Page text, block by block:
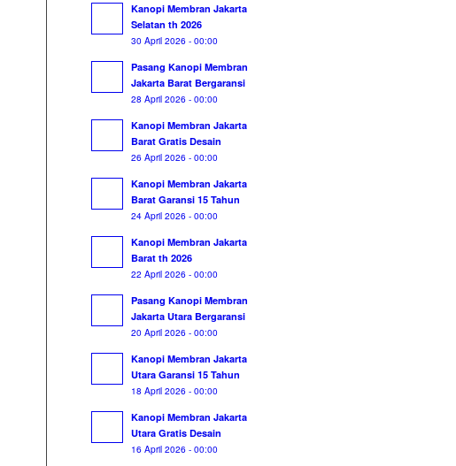
Kanopi Membran Jakarta
Selatan th 2026
30 April 2026 - 00:00
Pasang Kanopi Membran
Jakarta Barat Bergaransi
28 April 2026 - 00:00
Kanopi Membran Jakarta
Barat Gratis Desain
26 April 2026 - 00:00
Kanopi Membran Jakarta
Barat Garansi 15 Tahun
24 April 2026 - 00:00
Kanopi Membran Jakarta
Barat th 2026
22 April 2026 - 00:00
Pasang Kanopi Membran
Jakarta Utara Bergaransi
20 April 2026 - 00:00
Kanopi Membran Jakarta
Utara Garansi 15 Tahun
18 April 2026 - 00:00
Kanopi Membran Jakarta
Utara Gratis Desain
16 April 2026 - 00:00